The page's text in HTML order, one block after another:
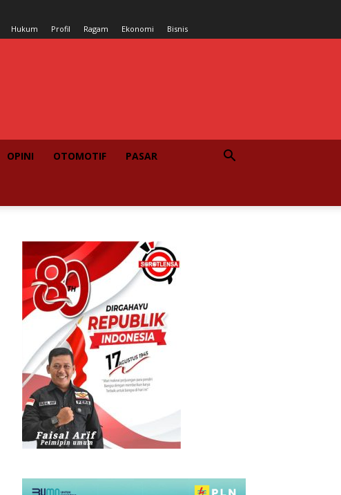
Hukum Profil Ragam Ekonomi Bisnis
OPINI OTOMOTIF PASAR